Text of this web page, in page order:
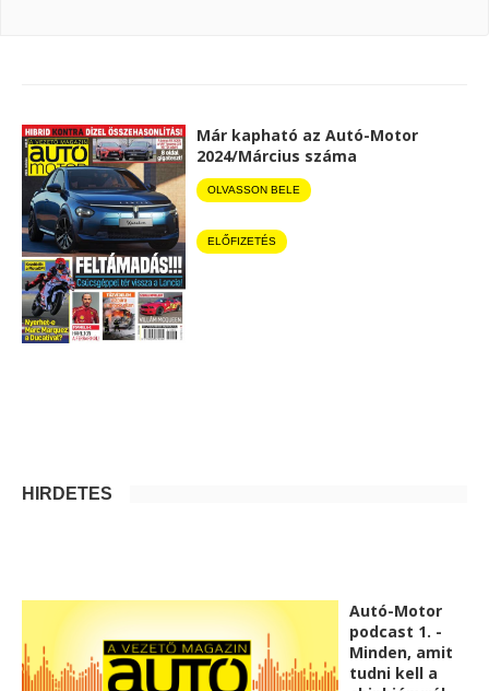
Már kapható az Autó-Motor
2024/Március száma
OLVASSON BELE
ELŐFIZETÉS
HIRDETÉS
Autó-Motor
podcast 1. -
Minden, amit
tudni kell a